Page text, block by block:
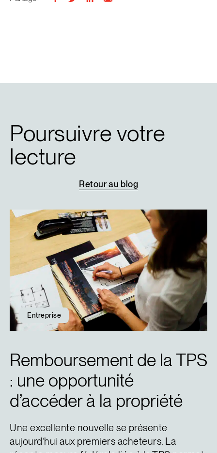
Poursuivre votre
lecture
Retourau blog
Entreprise
Remboursement de la TPS
: une opportunité
d’accéder à la propriété
Une excellente nouvelle se présente
aujourd’hui aux premiers acheteurs. La